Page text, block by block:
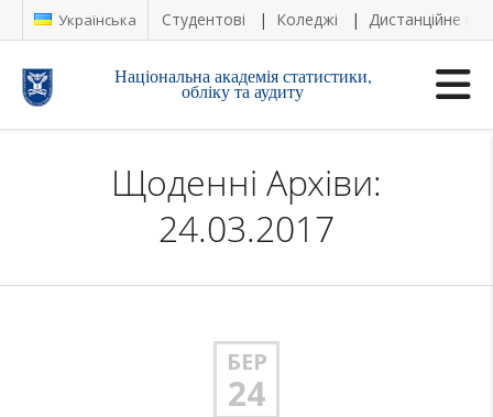
Українська Студентові Коледжі Дистанційне
Національна академія статистики,
обліку та аудиту
Щоденні Архіви:
24.03.2017
БЕР
24